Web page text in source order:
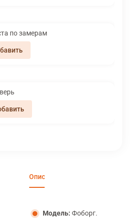
по замерам
1 дверь
Описание
Модель: Фоборг.